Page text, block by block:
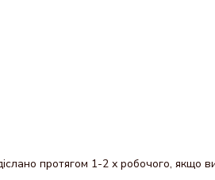
протягом 1-2 х робочого, якщо